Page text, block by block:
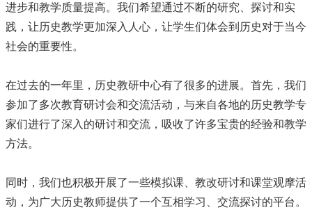
进步和教学质量提高。我们希望通过不断的研究、探讨和实
践，让历史教学更加深入人心，让学生们体会到历史对于当今
社会的重要性。
在过去的一年里，历史教研中心有了很多的进展。首先，我们
参加了多次教育研讨会和交流活动，与来自各地的历史教学专
家们进行了深入的研讨和交流，吸收了许多宝贵的经验和教学
方法。
同时，我们也积极开展了一些模拟课、教改研讨和课堂观摩活
动，为广大历史教师提供了一个互相学习、交流探讨的平台。